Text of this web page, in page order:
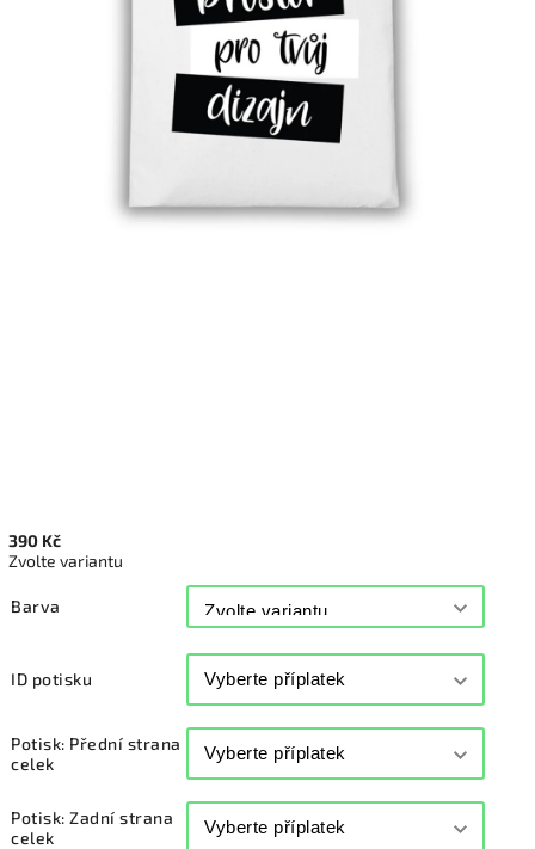
390 Kč
Zvolte variantu
Barva
ID potisku
Potisk: Přední strana
celek
Potisk: Zadní strana
celek